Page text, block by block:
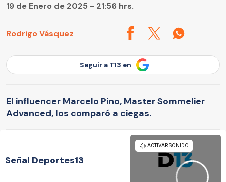
Rodrigo Vásquez
19 de Enero de 2025 - 21:56 hrs.
Seguir a T13 en
El influencer Marcelo Pino, Master Sommelier
Advanced, los comparó a ciegas.
Señal Deportes13